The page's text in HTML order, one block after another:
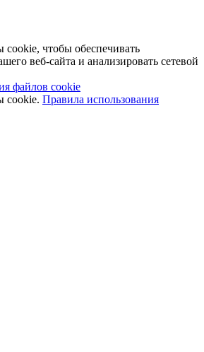
чтобы обеспечивать
веб-сайта и анализировать сетевой
файлов cookie
cookie. Правила использования